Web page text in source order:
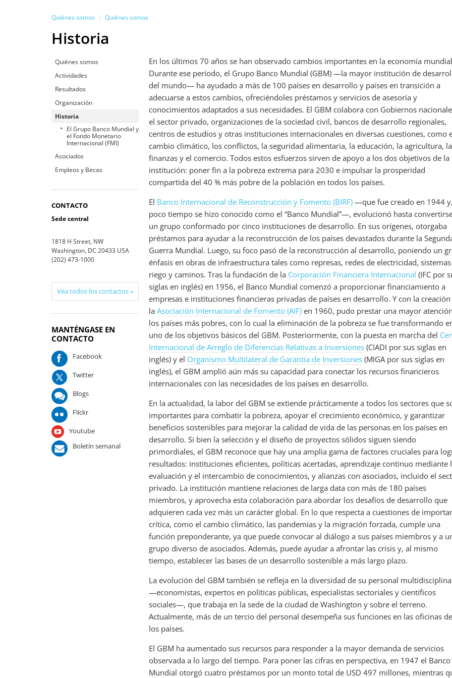
Quiénes somos Quiénes somos
Historia
Quiénes somos
Actividades
Resultados
Organización
Historia
El Grupo Banco Mundial y
el Fondo Monetario
Internacional (FMI)
Asociados
Empleos y Becas
CONTACTO
Sede central
1818 H Street, NW
Washington, DC 20433 USA
(202) 473-1000
Vea todos los contactos »
MANTÉNGASE EN
CONTACTO
Facebook
Twitter
Blogs
Flickr
Youtube
Boletín semanal
En los últimos 70 años se han observado cambios importantes en la economía
Durante ese período, el Grupo Banco Mundial (GBM) —la mayor institución de
del mundo— ha ayudado a más de 100 países en desarrollo y países en transición a
adecuarse a estos cambios, ofreciéndoles préstamos y servicios de asesoría y
conocimientos adaptados a sus necesidades. El GBM colabora con Gobiernos
el sector privado, organizaciones de la sociedad civil, bancos de desarrollo regionales,
centros de estudios y otras instituciones internacionales en diversas cuestiones, como
cambio climático, los conflictos, la seguridad alimentaria, la educación, la agricultura,
finanzas y el comercio. Todos estos esfuerzos sirven de apoyo a los dos objetivos de la
institución: poner fin a la pobreza extrema para 2030 e impulsar la prosperidad
compartida del 40 % más pobre de la población en todos los países.
El Banco Internacional de Reconstrucción y Fomento (BIRF) —que fue creado en 1944
poco tiempo se hizo conocido como el “Banco Mundial”—, evolucionó hasta
un grupo conformado por cinco instituciones de desarrollo. En sus orígenes, otorgaba
préstamos para ayudar a la reconstrucción de los países devastados durante la
Guerra Mundial. Luego, su foco pasó de la reconstrucción al desarrollo, poniendo un
énfasis en obras de infraestructura tales como represas, redes de electricidad,
riego y caminos. Tras la fundación de la Corporación Financiera Internacional (IFC por
siglas en inglés) en 1956, el Banco Mundial comenzó a proporcionar financiamiento a
empresas e instituciones financieras privadas de países en desarrollo. Y con la
laAsociación Internacional de Fomento (AIF) en 1960, pudo prestar una mayor
los países más pobres, con lo cual la eliminación de la pobreza se fue transformando
uno de los objetivos básicos del GBM. Posteriormente, con la puesta en marcha del
Internacional de Arreglo de Diferencias Relativas a Inversiones (CIADI por sus siglas en
inglés) y el Organismo Multilateral de Garantía de Inversiones (MIGA por sus siglas en
inglés), el GBM amplió aún más su capacidad para conectar los recursos financieros
internacionales con las necesidades de los países en desarrollo.
En la actualidad, la labor del GBM se extiende prácticamente a todos los sectores que
importantes para combatir la pobreza, apoyar el crecimiento económico, y garantizar
beneficios sostenibles para mejorar la calidad de vida de las personas en los países en
desarrollo. Si bien la selección y el diseño de proyectos sólidos siguen siendo
primordiales, el GBM reconoce que hay una amplia gama de factores cruciales para
resultados: instituciones eficientes, políticas acertadas, aprendizaje continuo mediante
evaluación y el intercambio de conocimientos, y alianzas con asociados, incluido el
privado. La institución mantiene relaciones de larga data con más de 180 países
miembros, y aprovecha esta colaboración para abordar los desafíos de desarrollo que
adquieren cada vez más un carácter global. En lo que respecta a cuestiones de
crítica, como el cambio climático, las pandemias y la migración forzada, cumple una
función preponderante, ya que puede convocar al diálogo a sus países miembros y a
grupo diverso de asociados. Además, puede ayudar a afrontar las crisis y, al mismo
tiempo, establecer las bases de un desarrollo sostenible a más largo plazo.
La evolución del GBM también se refleja en la diversidad de su personal
—economistas, expertos en políticas públicas, especialistas sectoriales y científicos
sociales—, que trabaja en la sede de la ciudad de Washington y sobre el terreno.
Actualmente, más de un tercio del personal desempeña sus funciones en las oficinas de
los países.
El GBM ha aumentado sus recursos para responder a la mayor demanda de servicios
observada a lo largo del tiempo. Para poner las cifras en perspectiva, en 1947 el Banco
Mundial otorgó cuatro préstamos por un monto total de USD 497 millones, mientras